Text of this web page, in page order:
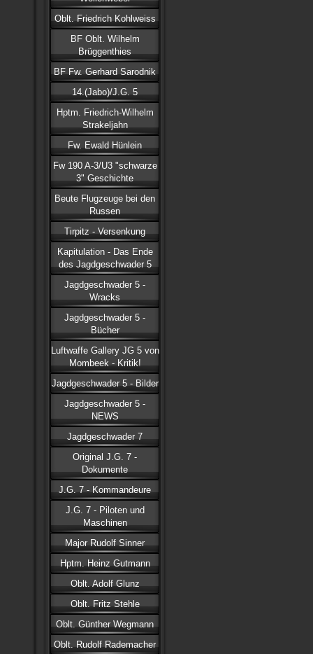
Oblt. Friedrich Kohlweiss
BF Oblt. Wilhelm
Brüggenthies
BF Fw. Gerhard Sarodnik
14.(Jabo)/J.G. 5
Hptm. Friedrich-Wilhelm
Strakeljahn
Fw. Ewald Hünlein
Fw 190 A-3/U3 "schwarze
3" Geschichte
Beute Flugzeuge bei den
Russen
Tirpitz - Versenkung
Kapitulation - Das Ende
des Jagdgeschwader 5
Jagdgeschwader 5 -
Wracks
Jagdgeschwader 5 -
Bücher
Luftwaffe Gallery JG 5 von
Mombeek - Kritik!
Jagdgeschwader 5 - Bilder
Jagdgeschwader 5 -
NEWS
Jagdgeschwader 7
Original J.G. 7 -
Dokumente
J.G. 7 - Kommandeure
J.G. 7 - Piloten und
Maschinen
Major Rudolf Sinner
Hptm. Heinz Gutmann
Oblt. Adolf Glunz
Oblt. Fritz Stehle
Oblt. Günther Wegmann
Oblt. Rudolf Rademacher